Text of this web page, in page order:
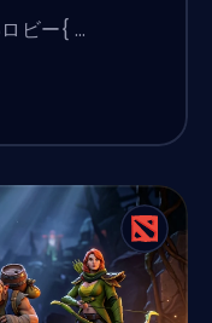
ビー{ …